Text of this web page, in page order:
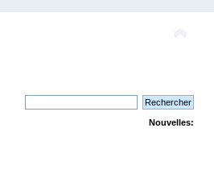
Nouvelles: